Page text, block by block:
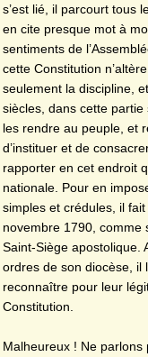
s’est lié, il parcourt tous
en cite presque mot à
sentiments de
cette Constitution
seulement la discipline,
siècles, dans cette
les rendre au peuple, et
d’instituer et de
rapporter en cet endroit
nationale. Pour en
simples et crédules, il
novembre 1790, comme
Saint-Siège apostolique.
ordres de son diocèse, il
reconnaître pour leur
Constitution.
Malheureux ! Ne